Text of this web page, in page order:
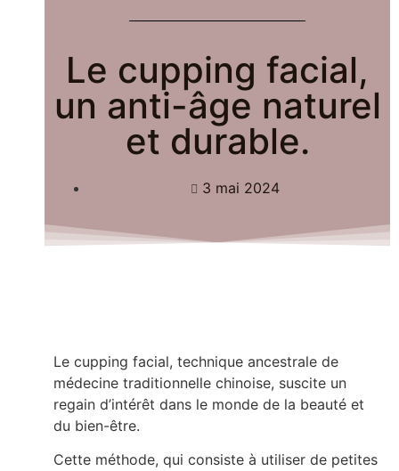
Le cupping facial,
un anti-âge naturel
et durable.
3 mai 2024
Le cupping facial, technique ancestrale de
médecine traditionnelle chinoise, suscite un
regain d’intérêt dans le monde de la beauté et
du bien-être.
Cette méthode, qui consiste à utiliser de petites